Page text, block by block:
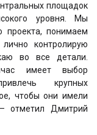
площадок
уровня. Мы
проекта, понимаем
контролирую
во все детали.
имеет выбор
крупных
чтобы они имели
отметил Дмитрий